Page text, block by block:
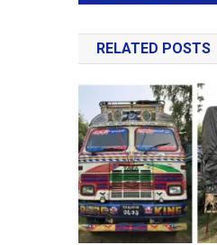
navigation
RELATED POSTS